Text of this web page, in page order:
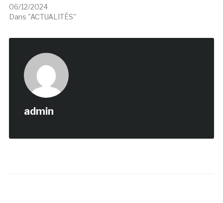
06/12/2024
Dans "ACTUALITÉS"
admin